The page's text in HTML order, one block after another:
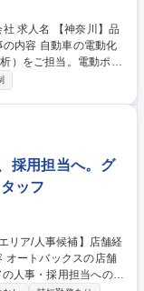
品
）をご担当。電動ポン
向けた品質保証、電動
魅力】受注急増中の
残業は月5～10時間程
採用担当へ。グ
ッフ
人事・採用担当への異